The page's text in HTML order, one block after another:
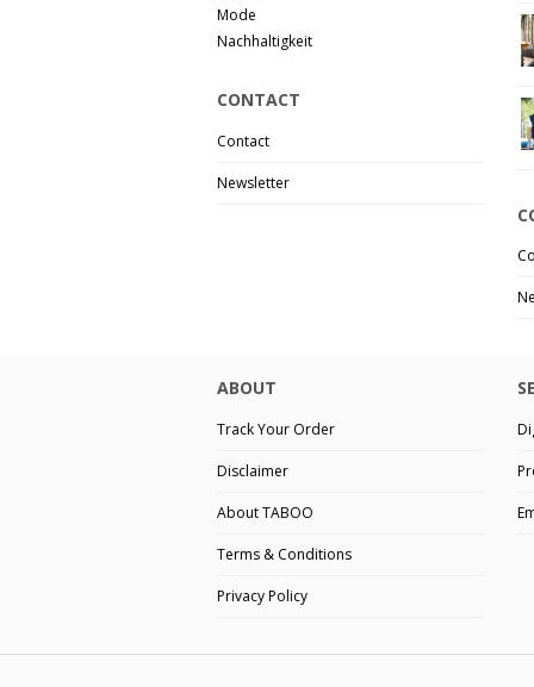
Mode
Nachhaltigkeit
CONTACT
Contact
Newsletter
ABOUT
Track Your Order
Disclaimer
About TABOO
Terms & Conditions
Privacy Policy